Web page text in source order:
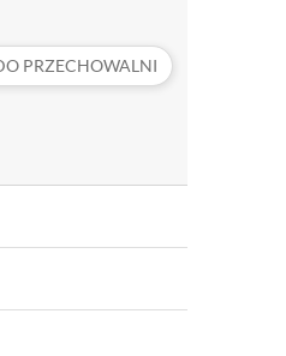
PRZECHOWALNI